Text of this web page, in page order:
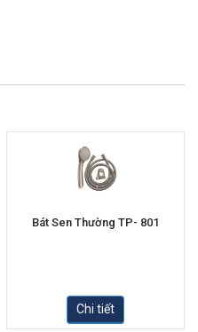
Bát Sen Thường TP- 801
Chi tiết